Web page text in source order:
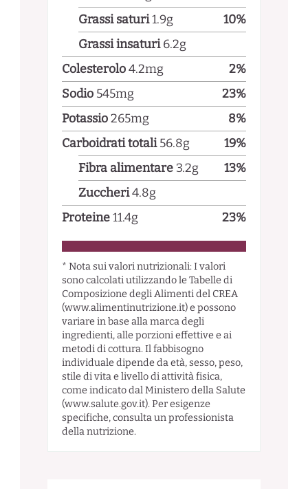
Grassi saturi1.9g 10%
Grassi insaturi 6.2g
Colesterolo4.2mg 2%
Sodio 545mg 23%
Potassio265mg 8%
Carboidrati totali 56.8g 19%
Fibra alimentare 3.2g 13%
Zuccheri4.8g
Proteine11.4g 23%
* Nota sui valori nutrizionali: I valori
sono calcolati utilizzando le Tabelle di
Composizione degli Alimenti del CREA
(www.alimentinutrizione.it) e possono
variare in base alla marca degli
ingredienti, alle porzioni effettive e ai
metodi di cottura. Il fabbisogno
individuale dipende da età, sesso, peso,
stile di vita e livello di attività fisica,
come indicato dal Ministero della Salute
(www.salute.gov.it). Per esigenze
specifiche, consulta un professionista
della nutrizione.